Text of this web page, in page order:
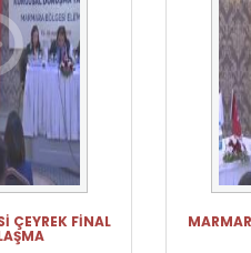
ÇEYREK FİNAL